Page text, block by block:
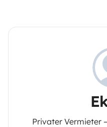
Privater Vermieter